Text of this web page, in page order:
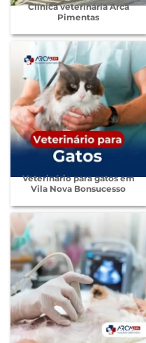
Clínica veterinária Arca
Pimentas
Veterinário para gatos em
Vila Nova Bonsucesso